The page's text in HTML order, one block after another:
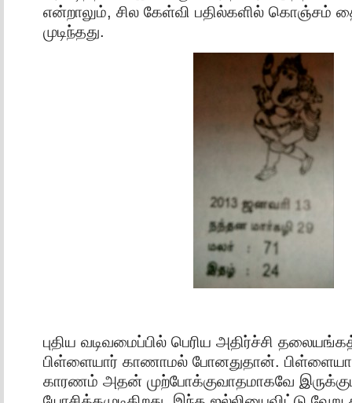
என்றாலும், சில கேள்வி பதில்களில் கொஞ்சம்
முடிந்தது.
புதிய வடிவமைப்பில் பெரிய அதிர்ச்சி
பிள்ளையார் காணாமல் போனதுதான்.
காரணம் அதன் முற்போக்குவாதமாகவே